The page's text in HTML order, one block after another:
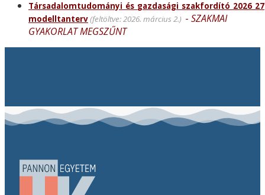
Társadalomtudományi_és_gazdasági_szakfordító_2026_27
modelltanterv(feltöltve: 2026. március 2.) - SZAKMAI
GYAKORLAT MEGSZŰNT